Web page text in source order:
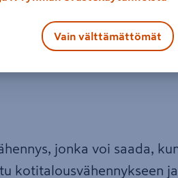
jonka voi saada,
kotitalousvähennykseen
Vain välttämättömät